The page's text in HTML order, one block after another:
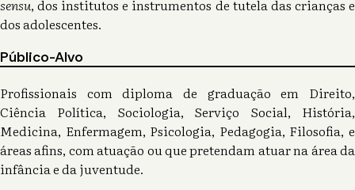
sensu, dos institutos e instrumentos de tutela das crianças e
dos adolescentes.
Público-Alvo
Profissionais com diploma de graduação em Direito,
Ciência Política, Sociologia, Serviço Social, História,
Medicina, Enfermagem, Psicologia, Pedagogia, Filosofia, e
áreas afins, com atuação ou que pretendam atuar na área da
infância e da juventude.